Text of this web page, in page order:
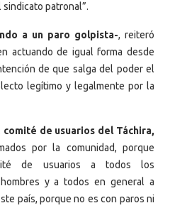
patronal”.
a un paro golpista-, reiteró
actuando de igual forma desde
de que salga del poder el
legítimo y legalmente por la
comité de usuarios del Táchira,
por la comunidad, porque
de usuarios a todos los
y a todos en general a
país, porque no es con paros ni